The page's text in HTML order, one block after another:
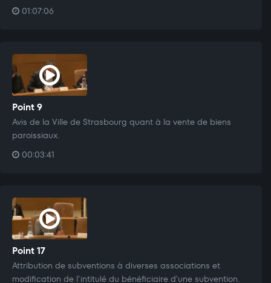
01:07:06
Point 9
Avis de la Ville de Strasbourg quant à la vente de biens
paroissiaux.
00:03:41
Point 17
Attribution de subventions à diverses associations et
modification de l'intitulé du bénéficiaire d'une subvention.